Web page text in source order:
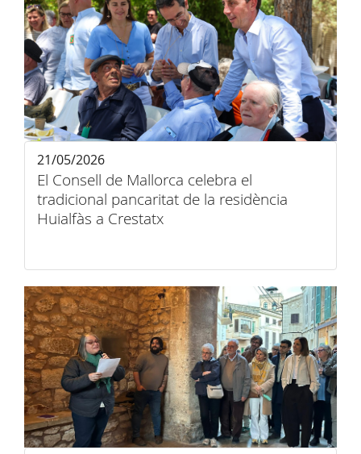
El Consell de Mallorca celebra el
tradicional pancaritat de la residència
Huialfàs a Crestatx
21/05/2026